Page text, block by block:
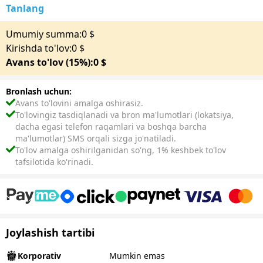
Tanlang
Umumiy summa:0 $
Kirishda to'lov:0 $
Avans to'lov (15%):0$
Bronlash uchun:
Avans to'lovini amalga oshirasiz.
To'lovingiz tasdiqlanadi va bron ma'lumotlari (lokatsiya,
dacha egasi telefon raqamlari va boshqa barcha
ma'lumotlar) SMS orqali sizga jo'natiladi.
To'lov amalga oshirilganidan so'ng, 1% keshbek to'lov
tafsilotida ko'rinadi.
Joylashish tartibi
Korporativ Mumkin emas